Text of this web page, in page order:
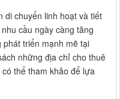
di chuyển linh hoạt và tiết
cầu ngày càng tăng
triển mạnh mẽ tại
những địa chỉ cho thuê
thể tham khảo để lựa